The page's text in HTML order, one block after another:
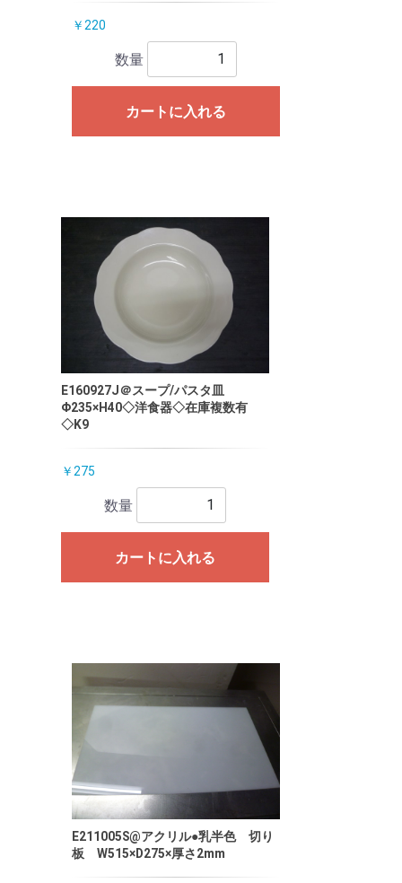
￥220
数量
カートに入れる
E160927J＠スープ/パスタ皿
Φ235×H40◇洋食器◇在庫複数有
◇K9
￥275
数量
カートに入れる
E211005S@アクリル●乳半色 切り
板 W515×D275×厚さ2mm